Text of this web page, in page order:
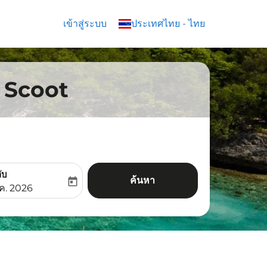
เข้าสู่ระบบ ประเทศไทย - ไทย
keyboard_arrow_down
Scoot
labelreturn-date-aria-label
. 2026
today ค้นหา